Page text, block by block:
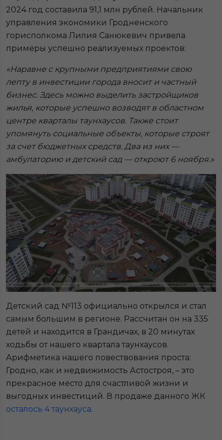
2024 год составила 91,1 млн рублей. Начальник
управления экономики Гродненского
горисполкома Лилия Санюкевич привела
примеры успешно реализуемых проектов:
«Наравне с крупными предприятиями свою
лепту в инвестиции города вносит и частный
бизнес. Здесь можно выделить застройщиков
жилья, которые успешно возводят в областном
центре кварталы таунхаусов. Также стоит
упомянуть социальные объекты, которые строят
за счет бюджетных средств. Два из них —
амбулаторию и детский сад — откроют 6 ноября.»
Детский сад №113 официально открылся и стал
самым большим в регионе. Рассчитан он на 335
детей и находится в Грандичах, в 20 минутах
ходьбы от нашего квартала таунхаусов.
Арифметика нашего повествования проста:
Гродно, как и недвижимость Астостроя, – это
прекрасное место для счастливой жизни и
выгодных инвестиций. В продаже данного ЖК
осталось 4 таунхауса.